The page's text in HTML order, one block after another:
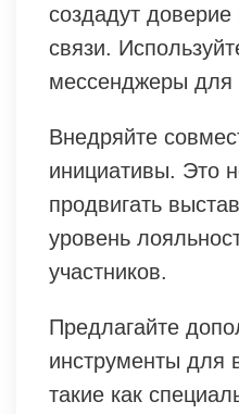
создадут
связи.
мессенджеры для
Внедряйте
инициативы. Это
продвигать
уровень
участников.
Предлагайте
инструменты для
такие как